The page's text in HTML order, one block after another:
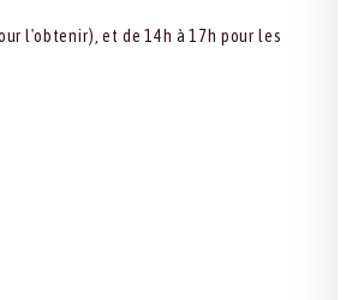
l'obtenir), et de 14h à 17h pour les